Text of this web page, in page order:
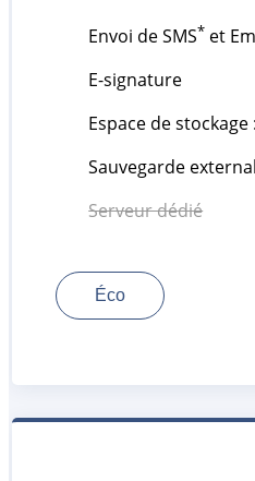
Envoi de SMS* et
E-signature
Espace de stockage
Sauvegarde
Serveur dédié
Éco